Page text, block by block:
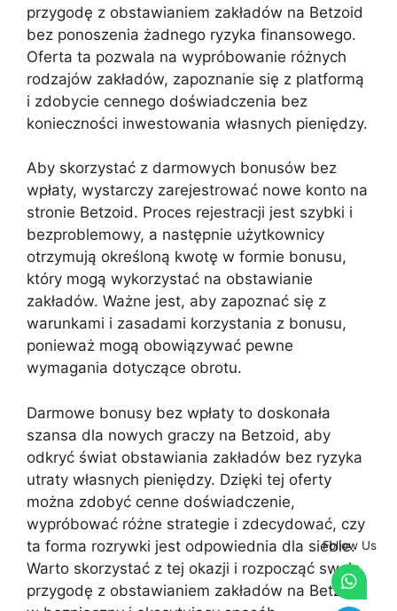
przygodę z obstawianiem zakładów na Betzoid
bez ponoszenia żadnego ryzyka finansowego.
Oferta ta pozwala na wypróbowanie różnych
rodzajów zakładów, zapoznanie się z platformą
i zdobycie cennego doświadczenia bez
konieczności inwestowania własnych pieniędzy.
Aby skorzystać z darmowych bonusów bez
wpłaty, wystarczy zarejestrować nowe konto na
stronie Betzoid. Proces rejestracji jest szybki i
bezproblemowy, a następnie użytkownicy
otrzymują określoną kwotę w formie bonusu,
który mogą wykorzystać na obstawianie
zakładów. Ważne jest, aby zapoznać się z
warunkami i zasadami korzystania z bonusu,
ponieważ mogą obowiązywać pewne
wymagania dotyczące obrotu.
Darmowe bonusy bez wpłaty to doskonała
szansa dla nowych graczy na Betzoid, aby
odkryć świat obstawiania zakładów bez ryzyka
utraty własnych pieniędzy. Dzięki tej oferty
można zdobyć cenne doświadczenie,
wypróbować różne strategie i zdecydować, czy
ta forma rozrywki jest odpowiednia dla siebie.
Warto skorzystać z tej okazji i rozpocząć swoją
przygodę z obstawianiem zakładów na Betzoid
Follow Us